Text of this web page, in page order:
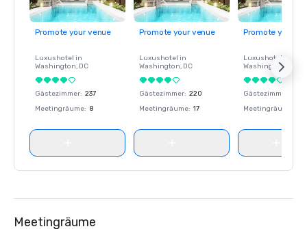
Promote your venue
Luxushotel in
Washington, DC
Gästezimmer: 237
Meetingräume: 8
Promote your venue
Luxushotel in
Washington, DC
Gästezimmer: 220
Meetingräume: 17
Promote your
Luxushotel in
Washington
Gästezimmer
Meetingräume
Meetingräume